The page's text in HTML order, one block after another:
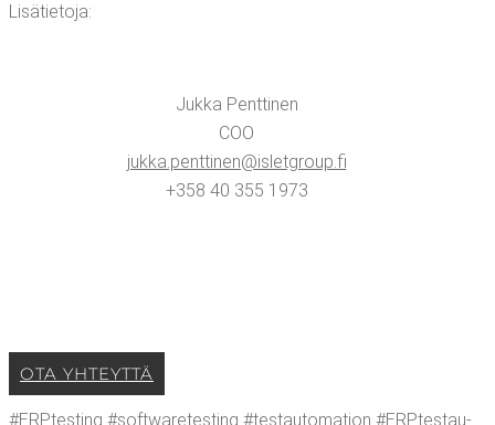
Lisä­tie­to­ja:
Juk­ka Pent­ti­nen
COO
jukka.​penttinen@​isletgroup.​fi
+358 40 355 1973
OTA YHTEYT­TÄ
#ERP­tes­ting #softwa­re­tes­ting #tes­tau­to­ma­tion #ERP­tes­tau­